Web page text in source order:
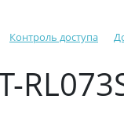
Контроль доступа